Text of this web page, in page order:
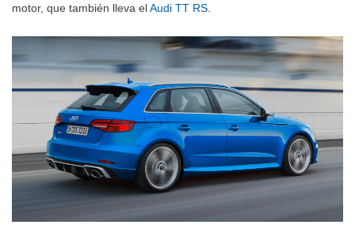
motor, que también lleva elAudi TT RS.